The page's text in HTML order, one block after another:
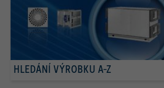
HLEDÁNÍ VÝROBKU A-Z